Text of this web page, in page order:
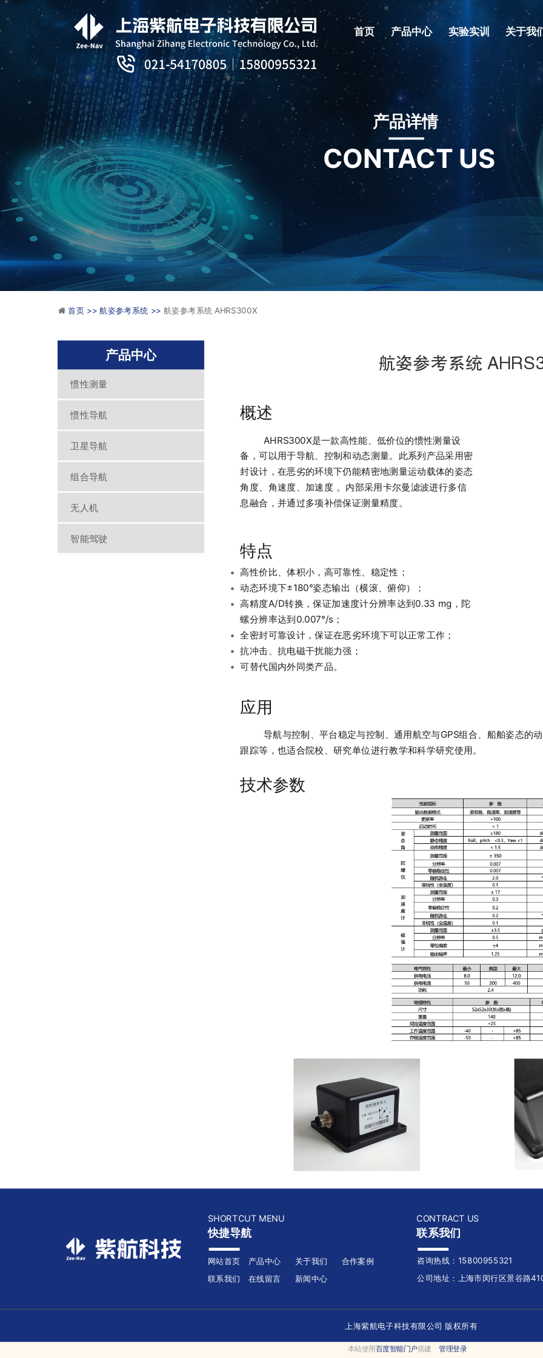
首页 产品中心 实验实训 关于我
产品详情
CONTACT US
产品中心
惯性测量
惯性导航
卫星导航
组合导航
无人机
智能驾驶
航姿参考系统
首页 >>航姿参考系统 >> 航姿参考系统 AHRS300X
概述
AHRS300X是一款高性能、低价位的惯性测量设
备，可以用于导航、控制和动态测量。此系列产品采用密
封设计，在恶劣的环境下仍能精密地测量运动载体的姿态
角度、角速度、加速度 。内部采用卡尔曼滤波进行多信
息融合，并通过多项补偿保证测量精度。
特点
高性价比、体积小，高可靠性、稳定性；
动态环境下±180°姿态输出（横滚、俯仰）；
高精度A/D转换，保证加速度计分辨率达到0.33 mg，陀
螺分辨率达到0.007°/s；
全密封可靠设计，保证在恶劣环境下可以正常工作；
抗冲击、抗电磁干扰能力强；
可替代国内外同类产品。
应用
导航与控制、平台稳定与控制、通用航空与GPS组合、船舶姿态的动
跟踪等，也适合院校、研究单位进行教学和科学研究使用。
技术参数
上海紫航电子科技有限公司 版权所有
SHORTCUT MENU
快捷导航
网站首页 产品中心 关于我们
合作案例
联系我们
在线留言 新闻中心
CONTRACT US
联系我们
咨询热线：15800955321
公司地址：上海市闵行区景谷路
本站使用百度智能门户搭建 管理登录